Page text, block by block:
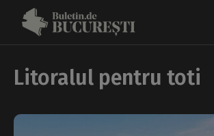
Litoralul pentru toti